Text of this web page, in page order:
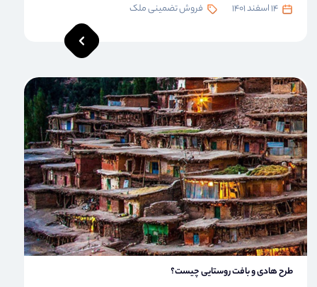
14 اسفند 1401 فروش تضمینی ملک
طرح هادی و بافت روستایی چیست؟